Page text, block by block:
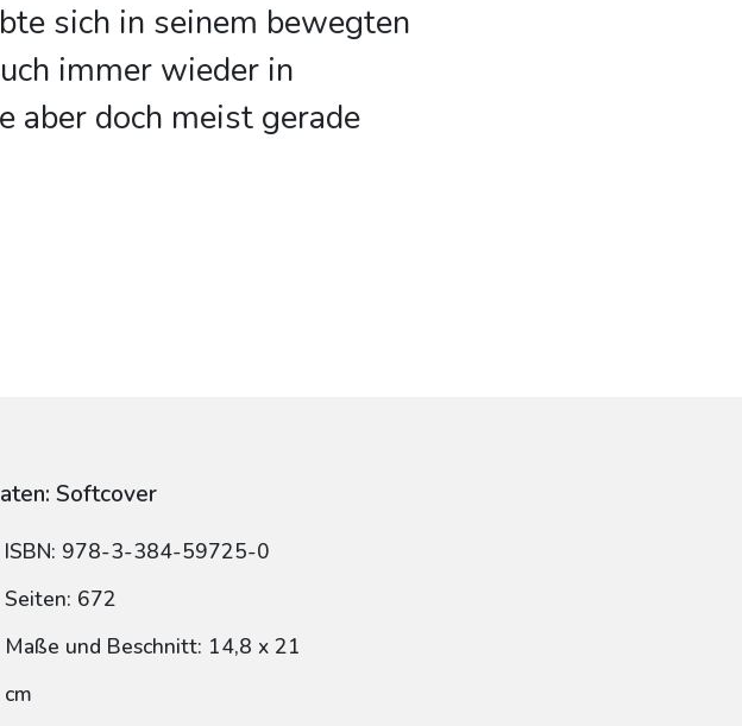
sich in seinem bewegten
immer wieder in
aber doch meist gerade
Softcover
ISBN: 978-3-384-59725-0
Seiten: 672
Maße und Beschnitt: 14,8 x 21
cm